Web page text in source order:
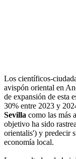
Los científicos-
avispón oriental en
de expansión de esta
30% entre 2023 y
Sevilla como las más
objetivo ha sido
orientalis') y predecir
economía local.